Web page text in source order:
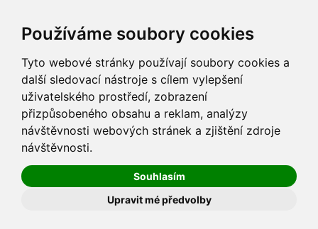
Používáme soubory cookies
Tyto webové stránky používají soubory cookies a
další sledovací nástroje s cílem vylepšení
uživatelského prostředí, zobrazení
přizpůsobeného obsahu a reklam, analýzy
návštěvnosti webových stránek a zjištění zdroje
návštěvnosti.
Souhlasím
Upravit mé předvolby